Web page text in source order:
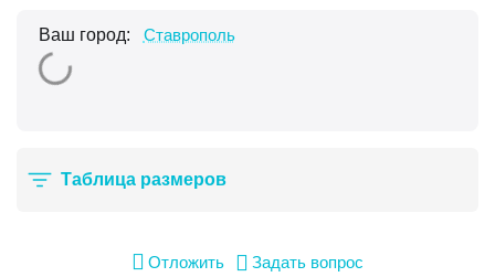
Ваш город: Ставрополь
Таблица размеров
Отложить Задать вопрос